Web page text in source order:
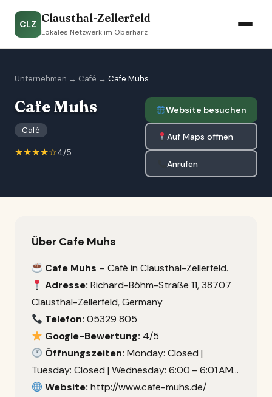
CLZ Clausthal-Zellerfeld
Lokales Netzwerk im Oberharz
Unternehmen → Café → Cafe Muhs
Cafe Muhs
Café
★★★★☆4/5
Website besuchen
Auf Maps öffnen
Anrufen
Über Cafe Muhs
Cafe Muhs – Café in Clausthal-Zellerfeld.
Adresse: Richard-Böhm-Straße 11, 38707
Clausthal-Zellerfeld, Germany
Telefon: 05329 805
Google-Bewertung: 4/5
Öffnungszeiten: Monday: Closed |
Tuesday: Closed | Wednesday: 6:00 – 6:01 AM…
Website: http://www.cafe-muhs.de/